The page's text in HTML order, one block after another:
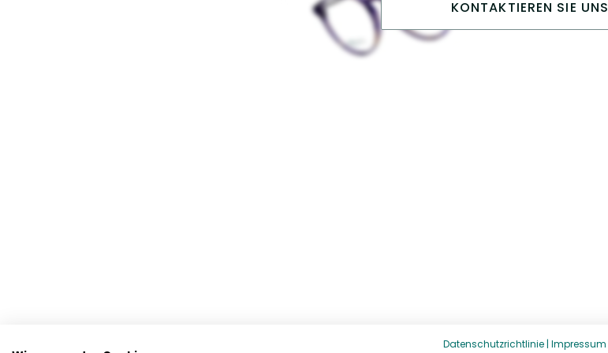
KONTAKTIEREN SIE UNS
Datenschutzrichtlinie | Impressum